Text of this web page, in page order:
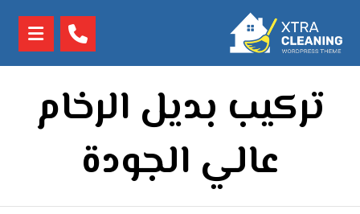
تركيب بديل الرخام
عالي الجودة